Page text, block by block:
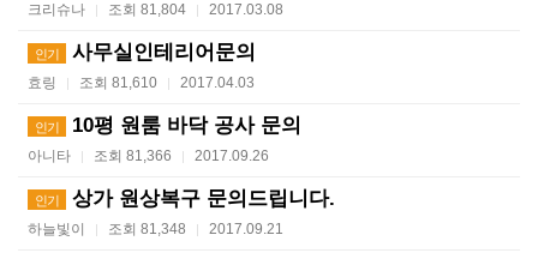
크리슈나 | 조회 81,804 | 2017.03.08
인기 사무실인테리어문의
효링 | 조회 81,610 | 2017.04.03
인기 10평 원룸 바닥 공사 문의
아니타 | 조회 81,366 | 2017.09.26
인기 상가 원상복구 문의드립니다.
하늘빛이 | 조회 81,348 | 2017.09.21